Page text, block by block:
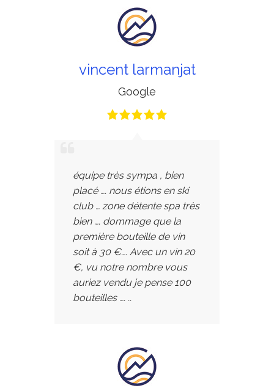
vincent larmanjat
Google
équipe très sympa , bien
placé …. nous étions en ski
club … zone détente spa très
bien …. dommage que la
première bouteille de vin
soit à 30 €…. Avec un vin 20
€, vu notre nombre vous
auriez vendu je pense 100
bouteilles …. ..